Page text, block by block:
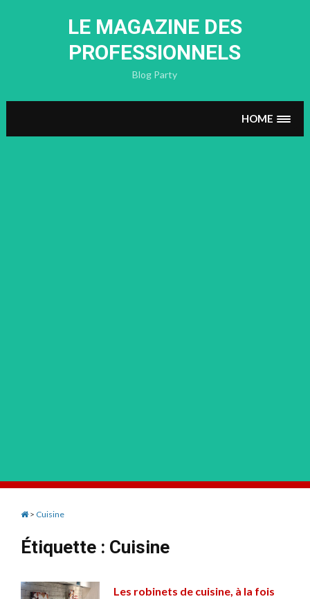
content
LE MAGAZINE DES
PROFESSIONNELS
Blog Party
HOME
> Cuisine
Étiquette : Cuisine
Les robinets de cuisine, à la fois